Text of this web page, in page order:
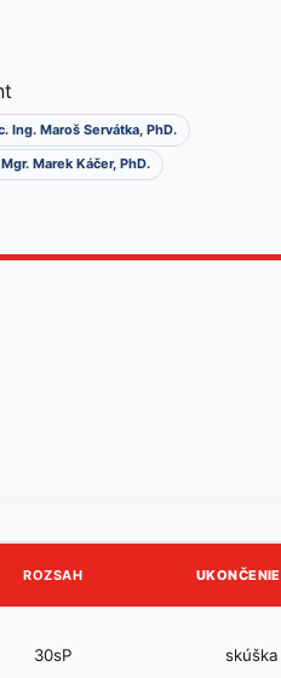
Ing. Maroš Servátka, PhD.
Marek Káčer, PhD.
ROZSAH UKONČENIE
30sP skúška